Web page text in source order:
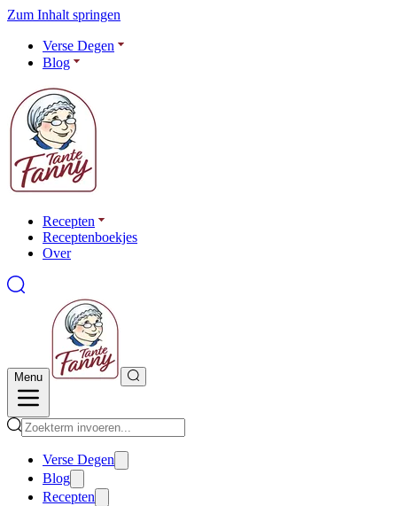
Zum Inhalt springen
Verse Degen
Blog
Recepten
Receptenboekjes
Over
Menu
Verse Degen
Blog
Recepten